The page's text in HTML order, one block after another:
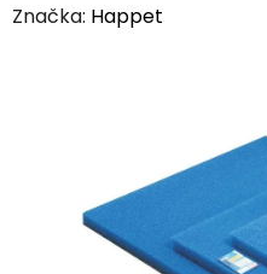
hodnocení
hvězdiček.
Značka: Happet